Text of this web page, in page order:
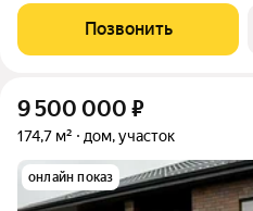
пластиковые окна, новая кровля. 1
Позвонить
9 500 000 ₽
174,7 м² дом, участок
онлайн показ